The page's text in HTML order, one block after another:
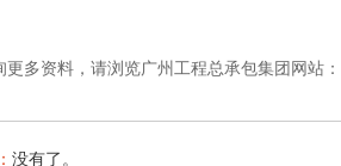
更多资料，请浏览广州工程总承包集团网站：
没有了。